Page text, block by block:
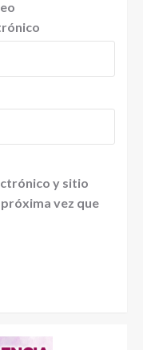
y sitio
vez que